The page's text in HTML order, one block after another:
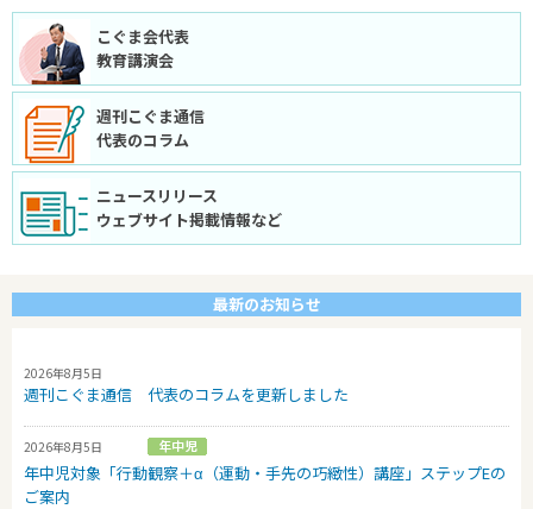
こぐま会代表
教育講演会
週刊こぐま通信
代表のコラム
ニュースリリース
ウェブサイト掲載情報など
最新のお知らせ
2026年8月5日
週刊こぐま通信 代表のコラムを更新しました
2026年8月5日
年中児対象「行動観察＋α（運動・手先の巧緻性）講座」ステップEの
ご案内